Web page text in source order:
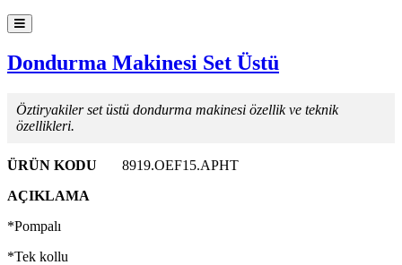
Dondurma Makinesi Set Üstü
Öztiryakiler set üstü dondurma makinesi özellik ve teknik
özellikleri.
ÜRÜN KODU
8919.OEF15.APHT
AÇIKLAMA
*Pompalı
*Tek kollu